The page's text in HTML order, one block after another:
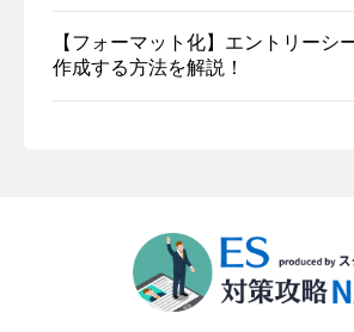
【フォーマット化】エントリーシ
作成する方法を解説！